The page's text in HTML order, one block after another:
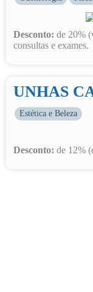
Desconto: de 20%
consultas e exames.
UNHAS
Estética e Beleza
Desconto: de 12%